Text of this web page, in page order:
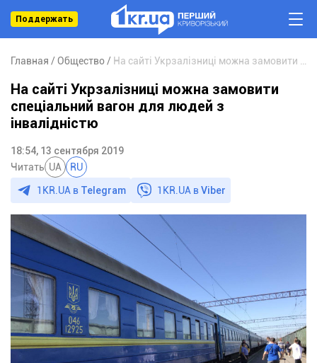
Поддержать
Главная Общество
На сайті Укрзалізниці можна замовити
спеціальний вагон для людей з
інвалідністю
18:54, 13 сентября 2019
Читать UA RU
1KR.UA в Telegram 1KR.UA вViber